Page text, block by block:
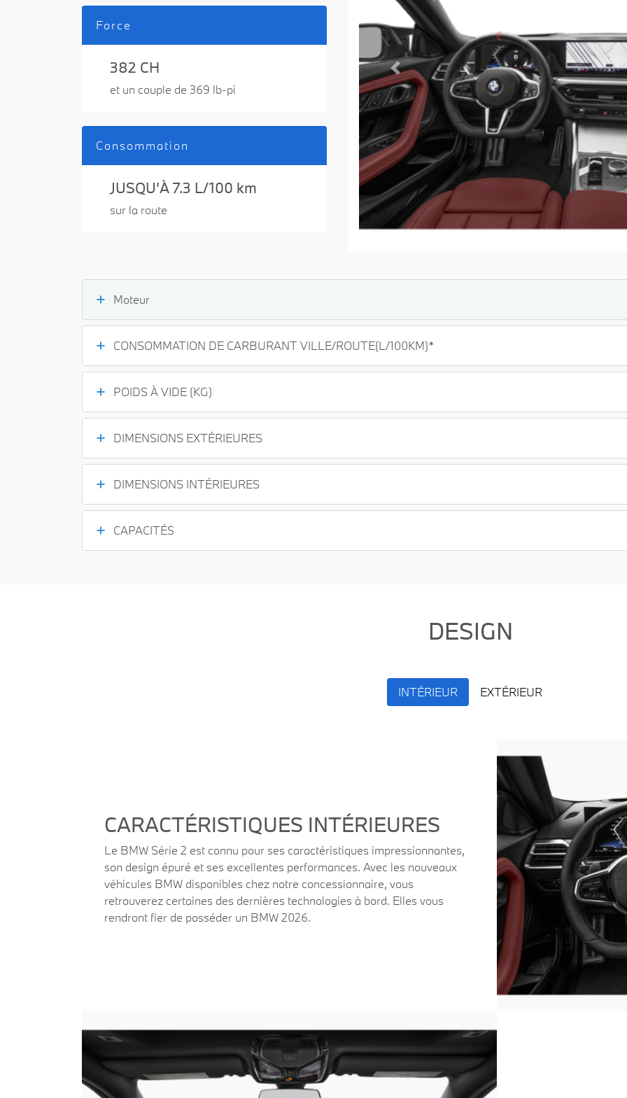
Force
382 CH
et un couple de 369 lb-pi
Consommation
JUSQU'À 7.3 L/100 km
sur la route
Previous
Moteur
CONSOMMATION DE CARBURANT VILLE/ROUTE(L/100KM)*
POIDS À VIDE (KG)
DIMENSIONS EXTÉRIEURES
DIMENSIONS INTÉRIEURES
CAPACITÉS
DESIGN
INTÉRIEUR EXTÉRIEUR
CARACTÉRISTIQUES INTÉRIEURES
Le BMW Série 2 est connu pour ses caractéristiques impressionnantes,
son design épuré et ses excellentes performances. Avec les nouveaux
véhicules BMW disponibles chez notre concessionnaire, vous
retrouverez certaines des dernières technologies à bord. Elles vous
rendront fier de posséder un BMW 2026.